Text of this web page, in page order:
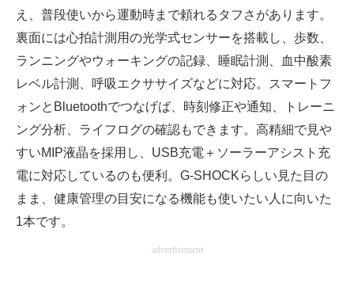
え、普段使いから運動時まで頼れるタフさがあります。
裏面には心拍計測用の光学式センサーを搭載し、歩数、
ランニングやウォーキングの記録、睡眠計測、血中酸素
レベル計測、呼吸エクササイズなどに対応。スマートフ
ォンとBluetoothでつなげば、時刻修正や通知、トレーニ
ング分析、ライフログの確認もできます。高精細で見や
すいMIP液晶を採用し、USB充電＋ソーラーアシスト充
電に対応しているのも便利。G-SHOCKらしい見た目の
まま、健康管理の目安になる機能も使いたい人に向いた
1本です。
advertisement